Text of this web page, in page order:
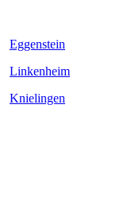
Eggenstein
Linkenheim
Knielingen